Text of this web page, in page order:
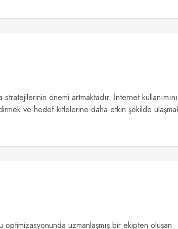
önemi artmaktadır. İnternet
ve hedef kitlelerine daha etkin şekilde
uzmanlaşmış bir ekipten oluşan